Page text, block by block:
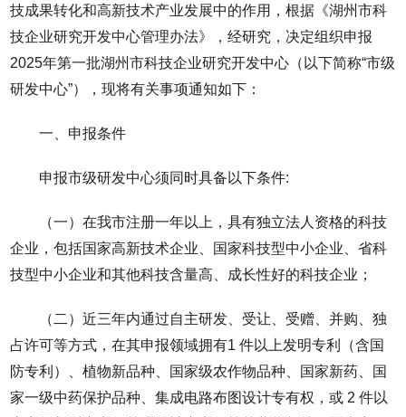
技成果转化和高新技术产业发展中的作用，根据《湖州市科
技企业研究开发中心管理办法》，经研究，决定组织申报
2025年第一批湖州市科技企业研究开发中心（以下简称“市级
研发中心”），现将有关事项通知如下：
一、申报条件
申报市级研发中心须同时具备以下条件:
（一）在我市注册一年以上，具有独立法人资格的科技
企业，包括国家高新技术企业、国家科技型中小企业、省科
技型中小企业和其他科技含量高、成长性好的科技企业；
（二）近三年内通过自主研发、受让、受赠、并购、独
占许可等方式，在其申报领域拥有1 件以上发明专利（含国
防专利）、植物新品种、国家级农作物品种、国家新药、国
家一级中药保护品种、集成电路布图设计专有权，或 2 件以